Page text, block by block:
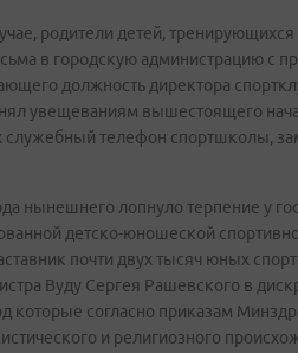
родители детей,
в городскую администрацию с
должность директора
увещеваниям вышестоящего
служебный телефон спортшколы,
нынешнего лопнуло терпение у
детско-юношеской
почти двух тысяч юных
Вуду Сергея Рашевского в
которые согласно приказам
и религиозного